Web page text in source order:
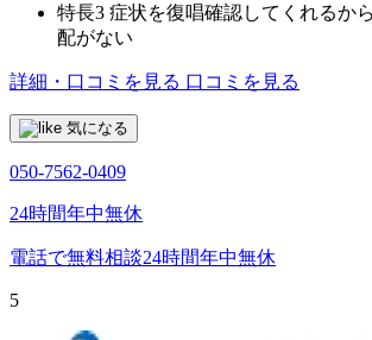
特長3 症状を復唱確認してくれるか
配がない
詳細・口コミを見る 口コミを見る
気になる
050-7562-0409
24時間年中無休
電話で無料相談24時間年中無休
5